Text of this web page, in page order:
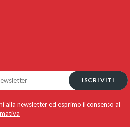
ISCRIVITI
alla newsletter ed esprimo il consenso al